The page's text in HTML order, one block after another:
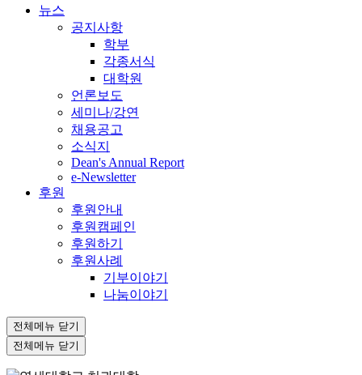
뉴스
공지사항
학부
각종서식
대학원
언론보도
세미나/강연
채용공고
소식지
Dean's Annual Report
e-Newsletter
후원
후원안내
후원캠페인
후원하기
후원사례
기부이야기
나눔이야기
전체메뉴 닫기
전체메뉴 닫기